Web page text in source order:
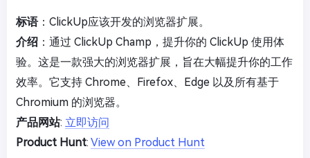
标语：ClickUp应该开发的浏览器扩展。
介绍 ：通过 ClickUp Champ，提升你的 ClickUp 使用体
验。这是一款强大的浏览器扩展，旨在大幅提升你的工作
效率。它支持 Chrome、Firefox、Edge 以及所有基于
Chromium 的浏览器。
产品网站: 立即访问
Product Hunt: View on Product Hunt